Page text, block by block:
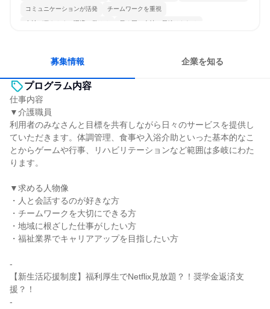
コミュニケーションが活発 チームワークを重視
女性が働きやすい環境で働ける 長く同じ会社に居続けられる
募集情報 企業を知る
プログラム内容
仕事内容
▼介護職員
利用者のみなさんと目標を共有しながら日々のサービスを提供し
ていただきます。体調管理、食事や入浴介助といった基本的なこ
とからゲームや行事、リハビリテーションなど範囲は多岐にわた
ります。
▼求める人物像
・人と会話するのが好きな方
・チームワークを大切にできる方
・地域に根ざした仕事がしたい方
・福祉業界でキャリアアップを目指したい方
-
【新生活応援制度】福利厚生でNetflix見放題？！奨学金返済支
援？！
-